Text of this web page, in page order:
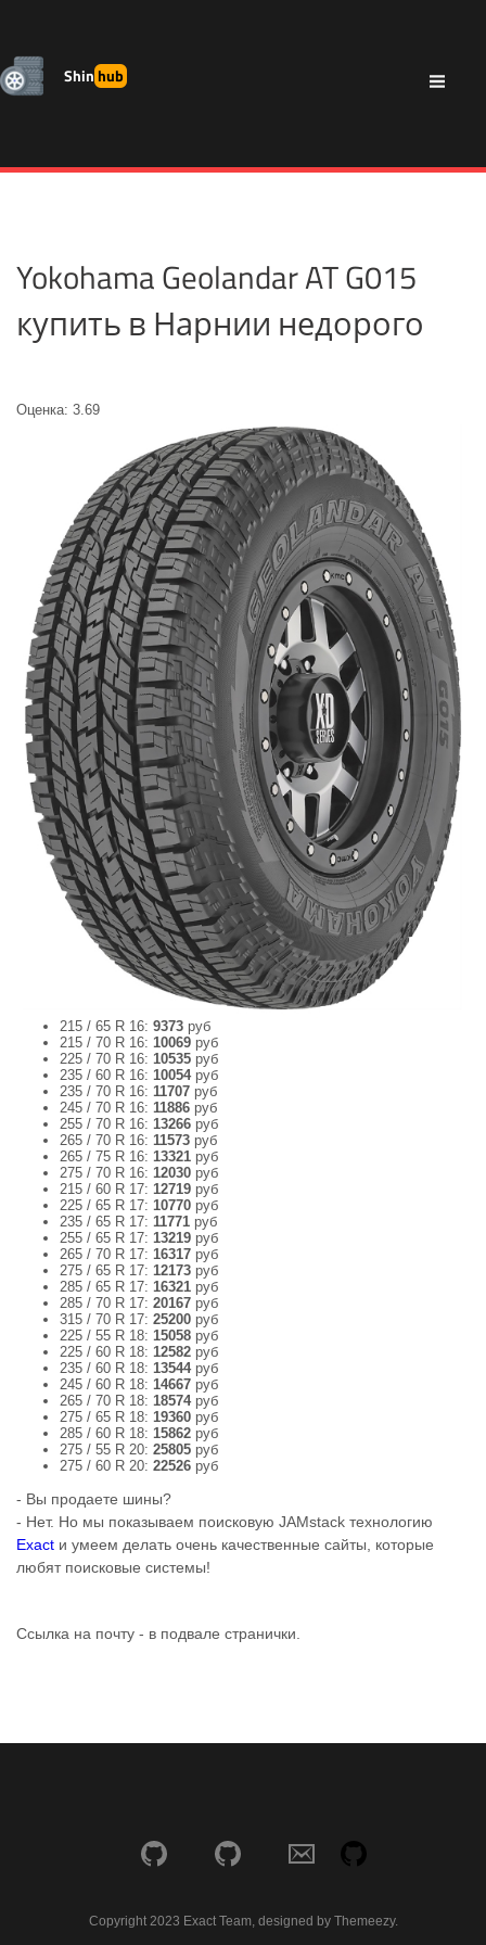
Shinhub
Yokohama Geolandar AT G015
купить в Нарнии недорого
Оценка: 3.69
215 / 65 R 16: 9373 руб
215 / 70 R 16: 10069 руб
225 / 70 R 16: 10535 руб
235 / 60 R 16: 10054руб
235 / 70 R 16: 11707 руб
245 / 70 R 16: 11886 руб
255 / 70 R 16: 13266 руб
265 / 70 R 16: 11573 руб
265 / 75 R 16: 13321 руб
275 / 70 R 16: 12030 руб
215 / 60 R 17: 12719 руб
225 / 65 R 17: 10770 руб
235 / 65 R 17: 11771 руб
255 / 65 R 17: 13219 руб
265 / 70 R 17: 16317 руб
275 / 65 R 17: 12173 руб
285 / 65 R 17: 16321 руб
285 / 70 R 17: 20167 руб
315 / 70 R 17: 25200 руб
225 / 55 R 18: 15058 руб
225 / 60 R 18: 12582 руб
235 / 60 R 18: 13544руб
245 / 60 R 18: 14667 руб
265 / 70 R 18: 18574руб
275 / 65 R 18: 19360 руб
285 / 60 R 18: 15862 руб
275 / 55 R 20: 25805 руб
275 / 60 R 20: 22526 руб
- Вы продаете шины?
- Нет. Но мы показываем поисковую JAMstack технологию
Exact и умеем делать очень качественные сайты, которые
любят поисковые системы!
Ссылка на почту - в подвале странички.
Copyright 2023 Exact Team, designed by Themeezy.